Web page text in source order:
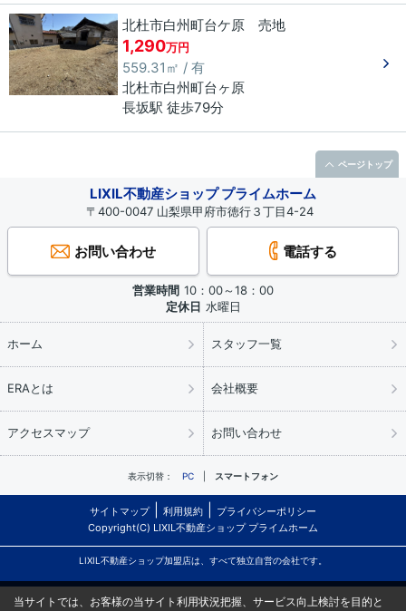
北杜市白州町台ケ原 売地
1,290万円
559.31㎡ / 有
北杜市白州町台ヶ原
長坂駅 徒歩79分
LIXIL不動産ショップ プライムホーム
〒400-0047 山梨県甲府市徳行３丁目4-24
お問い合わせ 電話する
営業時間 10：00～18：00
定休日 水曜日
ホーム スタッフ一覧
ERAとは 会社概要
アクセスマップ お問い合わせ
表示切替： PC スマートフォン
サイトマップ 利用規約
プライバシーポリシー
Copyright(C) LIXIL不動産ショップ プライムホーム
LIXIL不動産ショップ加盟店は、すべて独立自営の会社です。
ページトップ
当サイトでは、お客様の当サイト利用状況把握、サービス向上検討を目的と